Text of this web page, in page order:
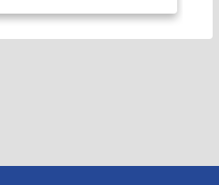
＋ COMPRAR